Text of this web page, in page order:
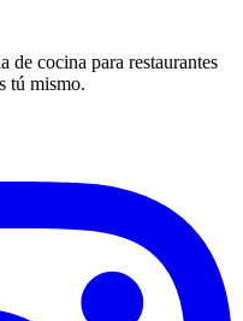
cocina para restaurantes
tú mismo.